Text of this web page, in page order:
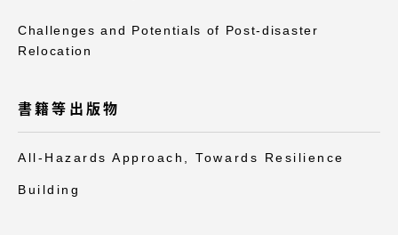
Challenges and Potentials of Post-disaster
Relocation
書籍等出版物
All-Hazards Approach, Towards Resilience
Building